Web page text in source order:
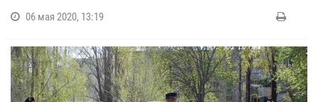
06 мая 2020, 13:19